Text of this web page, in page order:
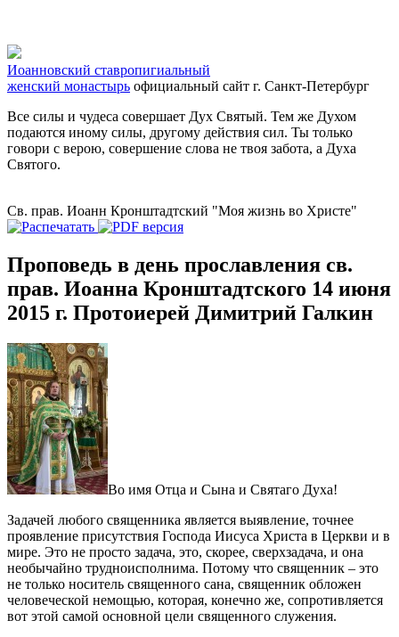
Иоанновский ставропигиальный
женский монастырь официальный сайт г. Санкт-Петербург
Все силы и чудеса совершает Дух Святый. Тем же Духом
подаются иному силы, другому действия сил. Ты только
говори с верою, совершение слова не твоя забота, а Духа
Святого.
Св. прав. Иоанн Кронштадтский "Моя жизнь во Христе"
Проповедь в день прославления св.
прав. Иоанна Кронштадтского 14 июня
2015 г. Протоиерей Димитрий Галкин
Во имя Отца и Сына и Святаго Духа!
Задачей любого священника является выявление, точнее
проявление присутствия Господа Иисуса Христа в Церкви и в
мире. Это не просто задача, это, скорее, сверхзадача, и она
необычайно трудноисполнима. Потому что священник – это
не только носитель священного сана, священник обложен
человеческой немощью, которая, конечно же, сопротивляется
вот этой самой основной цели священного служения.